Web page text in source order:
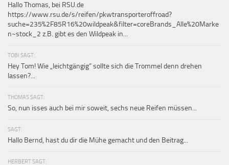
Hallo Thomas, bei RSU.de
https://www.rsu.de/s/reifen/pkwtransporteroffroad?
suche=235%2F85R16%20wildpeak&filter=coreBrands_Alle%20Marke
n~stock_2 z.B. gibt es den Wildpeak in...
TOBI SAGT:
Hey Tom! Wie „leichtgängig“ sollte sich die Trommel denn drehen
lassen?...
THOMAS SAGT:
So, nun isses auch bei mir soweit, sechs neue Reifen müssen...
SAGT:
Hallo Bernd, hast du dir die Mühe gemacht und den Beitrag...
HERBERT SAGT: